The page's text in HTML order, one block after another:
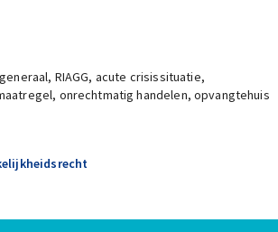
RIAGG, acute crisissituatie,
onrechtmatig handelen, opvangtehuis